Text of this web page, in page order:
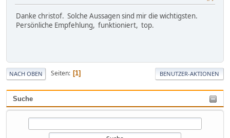
Suche
Danke christof. Solche Aussagen sind mir die wichtigsten.
Persönliche Empfehlung, funktioniert, top.
NACH OBEN Seiten 1 BENUTZER-AKTIONEN